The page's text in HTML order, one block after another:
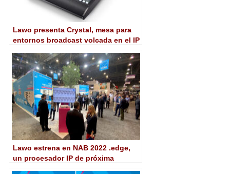
Lawo presenta Crystal, mesa para
entornos broadcast volcada en el IP
Lawo estrena en NAB 2022 .edge,
un procesador IP de próxima